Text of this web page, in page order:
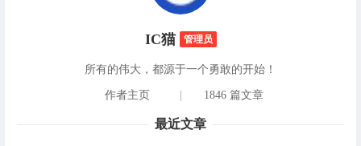
IC猫 管理员
所有的伟大，都源于一个勇敢的开始！
作者主页 1846 篇文章
最近文章